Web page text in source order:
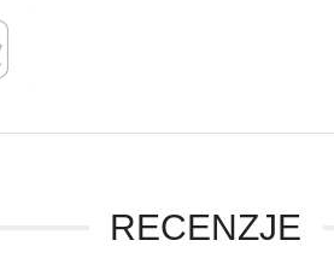
RECENZJE